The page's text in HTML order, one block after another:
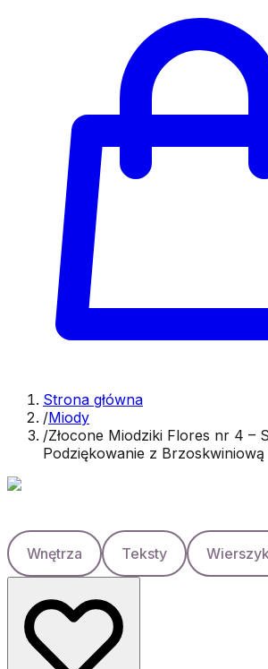
Strona główna
/Miody
/Złocone Miodziki Flores nr 4 –
Podziękowanie z Brzoskwiniową
Wnętrza Teksty